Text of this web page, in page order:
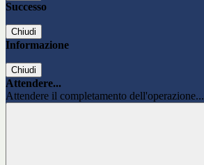
Successo
Chiudi
Informazione
Chiudi
Attendere...
Attendere il completamento dell'operazione...